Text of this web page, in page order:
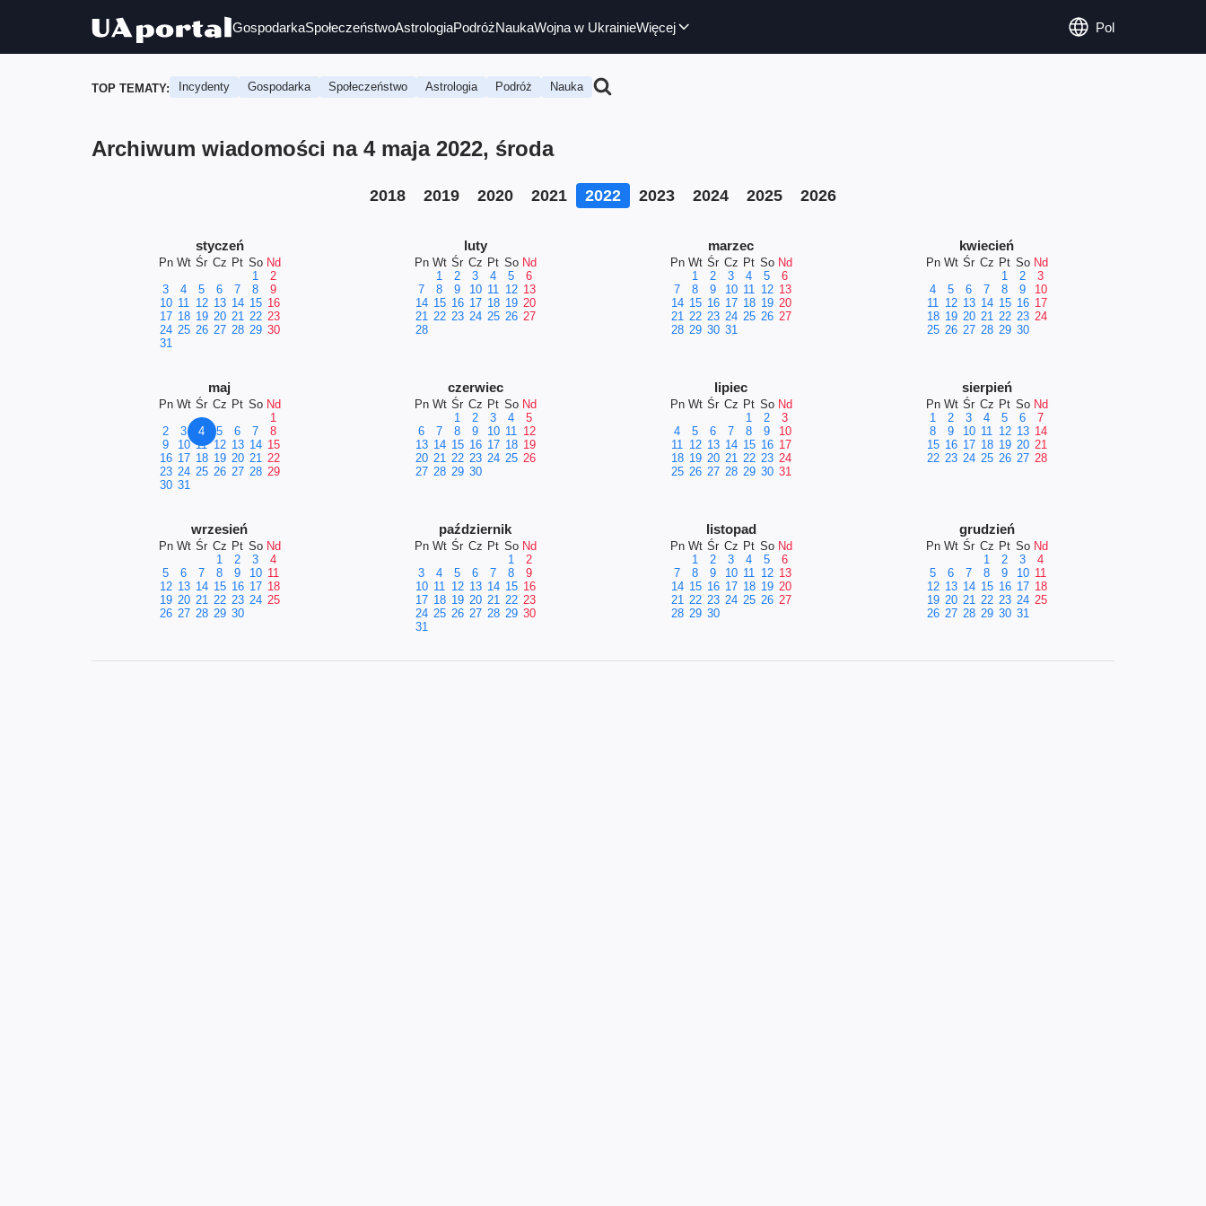
GospodarkaSpołeczeństwoAstrologiaPodróżNaukaWojna w UkrainieWięcej Pol
TOP TEMATY: Incydenty Gospodarka Społeczeństwo Astrologia Podróż Nauka
Archiwum wiadomości na 4 maja 2022, środa
2018 2019 2020 2021 2022 2023 2024 2025 2026
styczeń
Pn Wt Śr Cz Pt So Nd
1
2
3
4 5 6 7 8
9
10 11 12 13 14 15 16
17 18 19 20 21 22 23
24 25 26 27 28 29 30
31
luty
Pn Wt Śr Cz Pt So Nd
1
2 3 4 5
6
7
8 9 10 11 12 13
14 15 16 17 18 19 20
21 22 23 24 25 26 27
28
marzec
Pn Wt Śr Cz Pt So Nd
1
2 3 4 5
6
7
8 9 10 11 12 13
14 15 16 17 18 19 20
21 22 23 24 25 26 27
28 29 30 31
kwiecień
Pn Wt Śr Cz Pt So Nd
1
2
3
4
5 6 7 8 9
10
11 12 13 14 15 16 17
18 19 20 21 22 23 24
25 26 27 28 29 30
maj
Pn Wt Śr Cz Pt So Nd
1
2
3 4 5 6 7
8
9
10 11 12 13 14 15
16 17 18 19 20 21 22
23 24 25 26 27 28 29
30 31
czerwiec
Pn Wt Śr Cz Pt So Nd
1
2 3 4
5
6
7 8 9 10 11 12
13 14 15 16 17 18 19
20 21 22 23 24 25 26
27 28 29 30
lipiec
Pn Wt Śr Cz Pt So Nd
1
2
3
4
5 6 7 8 9
10
11 12 13 14 15 16 17
18 19 20 21 22 23 24
25 26 27 28 29 30 31
sierpień
Pn Wt Śr Cz Pt So Nd
1
2 3 4 5 6
7
8
9 10 11 12 13 14
15 16 17 18 19 20 21
22 23 24 25 26 27 28
wrzesień
Pn Wt Śr Cz Pt So Nd
1
2 3
4
5
6 7 8 9 10 11
12 13 14 15 16 17 18
19 20 21 22 23 24 25
26 27 28 29 30
październik
Pn Wt Śr Cz Pt So Nd
1
2
3
4 5 6 7 8
9
10 11 12 13 14 15 16
17 18 19 20 21 22 23
24 25 26 27 28 29 30
31
listopad
Pn Wt Śr Cz Pt So Nd
1
2 3 4 5
6
7
8 9 10 11 12 13
14 15 16 17 18 19 20
21 22 23 24 25 26 27
28 29 30
grudzień
Pn Wt Śr Cz Pt So Nd
1
2 3
4
5
6 7 8 9 10 11
12 13 14 15 16 17 18
19 20 21 22 23 24 25
26 27 28 29 30 31